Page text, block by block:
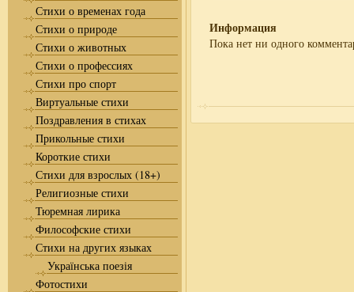
Стихи о временах года
Стихи о природе
Стихи о животных
Стихи о профессиях
Стихи про спорт
Виртуальные стихи
Поздравления в стихах
Прикольные стихи
Короткие стихи
Стихи для взрослых (18+)
Религиозные стихи
Тюремная лирика
Философские стихи
Стихи на других языках
Українська поезія
Фотостихи
Информация
Пока нет ни одного